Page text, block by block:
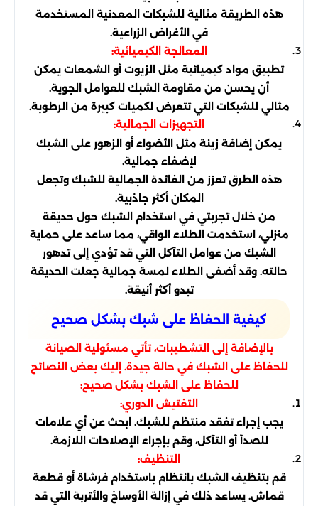
هذه الطريقة مثالية للشبكات المعدنية المستخدمة
في الأغراض الزراعية.
المعالجة الكيميائية:
تطبيق مواد كيميائية مثل الزيوت أو الشمعات يمكن
أن يحسن من مقاومة الشبك للعوامل الجوية.
مثالي للشبكات التي تتعرض لكميات كبيرة من الرطوبة.
التجهيزات الجمالية:
يمكن إضافة زينة مثل الأضواء أو الزهور على الشبك
لإضفاء جمالية.
هذه الطرق تعزز من الفائدة الجمالية للشبك وتجعل
المكان أكثر جاذبية.
من خلال تجربتي في استخدام الشبك حول حديقة
منزلي، استخدمت الطلاء الواقي، مما ساعد على حماية
الشبك من عوامل التآكل التي قد تؤدي إلى تدهور
حالته. وقد أضفى الطلاء لمسة جمالية جعلت الحديقة
تبدو أكثر أنيقة.
كيفية الحفاظ على شبك بشكل صحيح
بالإضافة إلى التشطيبات، تأتي مسئولية الصيانة
للحفاظ على الشبك في حالة جيدة. إليك بعض النصائح
للحفاظ على الشبك بشكل صحيح:
التفتيش الدوري:
يجب إجراء تفقد منتظم للشبك. ابحث عن أي علامات
للصدأ أو التآكل، وقم بإجراء الإصلاحات اللازمة.
التنظيف:
قم بتنظيف الشبك بانتظام باستخدام فرشاة أو قطعة
قماش. يساعد ذلك في إزالة الأوساخ والأتربة التي قد